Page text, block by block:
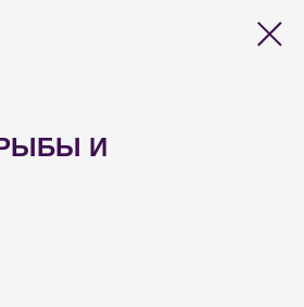
РЫБЫ И